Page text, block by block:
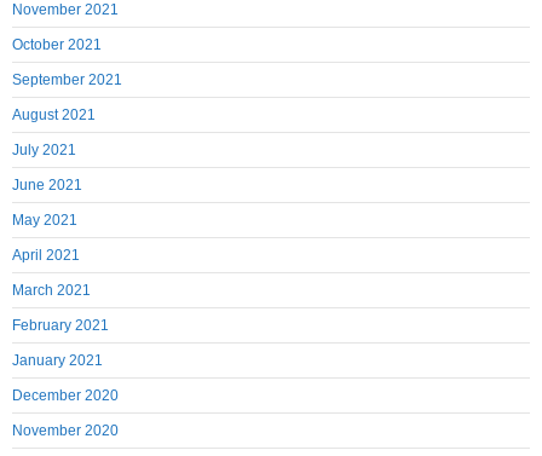
November 2021
October 2021
September 2021
August 2021
July 2021
June 2021
May 2021
April 2021
March 2021
February 2021
January 2021
December 2020
November 2020